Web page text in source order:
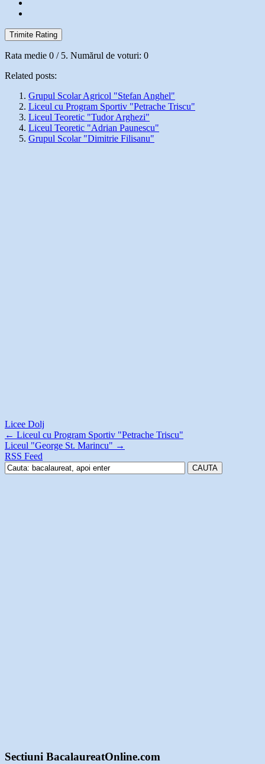
Trimite Rating
Rata medie 0 / 5. Numărul de voturi: 0
Related posts:
Grupul Scolar Agricol "Stefan Anghel"
Liceul cu Program Sportiv "Petrache Triscu"
Liceul Teoretic "Tudor Arghezi"
Liceul Teoretic "Adrian Paunescu"
Grupul Scolar "Dimitrie Filisanu"
Licee Dolj
← Liceul cu Program Sportiv "Petrache Triscu"
Liceul "George St. Marincu" →
RSS Feed
Sectiuni BacalaureatOnline.com